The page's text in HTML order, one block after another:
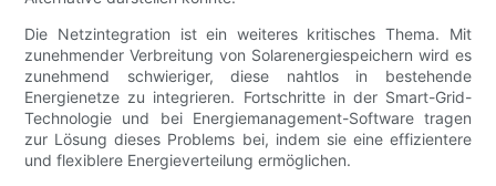
Die Netzintegration ist ein weiteres kritisches Thema. Mit
zunehmender Verbreitung von Solarenergiespeichern wird es
zunehmend schwieriger, diese nahtlos in bestehende
Energienetze zu integrieren. Fortschritte in der Smart-Grid-
Technologie und bei Energiemanagement-Software tragen
zur Lösung dieses Problems bei, indem sie eine effizientere
und flexiblere Energieverteilung ermöglichen.